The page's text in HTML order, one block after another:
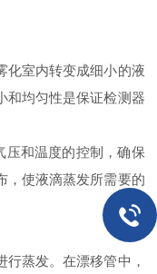
室内转变成细小的液
和均匀性是保证检测器
压和温度的控制，确保
，使液滴蒸发所需要的
蒸发。在漂移管中，